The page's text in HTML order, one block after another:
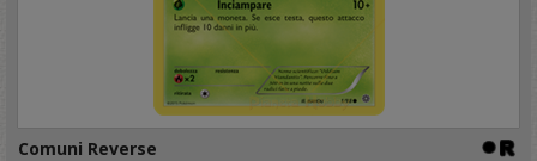
Comuni Reverse